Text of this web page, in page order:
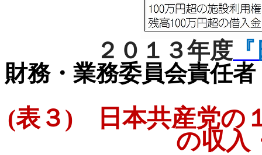
２０１３年度
財務・業務委員会責任者
(表３) 日本共産党の
の収入